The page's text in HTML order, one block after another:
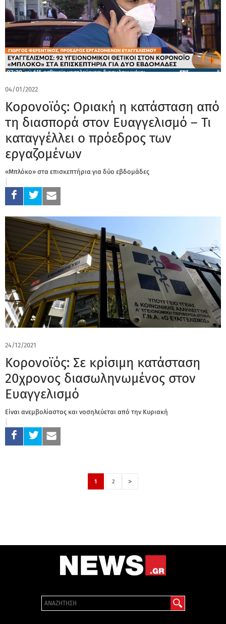
04/01/2022
Κορονοϊός: Οριακή η κατάσταση από
τη διασπορά στον Ευαγγελισμό – Τι
καταγγέλλει ο πρόεδρος των
εργαζομένων
«Μπλόκο» στα επισκεπτήρια για δύο εβδομάδες
24/12/2021
Κορονοϊός: Σε κρίσιμη κατάσταση
20χρονος διασωληνωμένος στον
Ευαγγελισμό
Είναι ανεμβολίαστος και νοσηλεύεται από την Κυριακή
1 2 >